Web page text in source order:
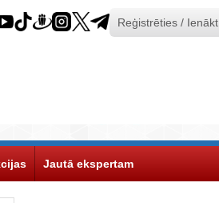
Reģistrēties / Ienākt
Jautā ekspertam